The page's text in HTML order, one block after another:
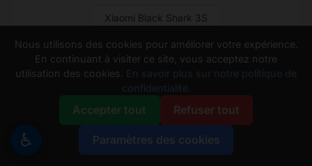
Xiaomi Black Shark 3S
Xiaomi Black Shark 3 Pro
Xiaomi Black Shark 3
Xiaomi Black Shark 2 Pro
Xiaomi Black Shark 2
♿
Nous utilisons des cookies pour améliorer votre expérience.
En continuant à visiter ce site, vous acceptez notre
utilisation des cookies.
En savoir plus sur notre politique de
confidentialité.
Accepter tout Refuser tout
Paramètres des cookies